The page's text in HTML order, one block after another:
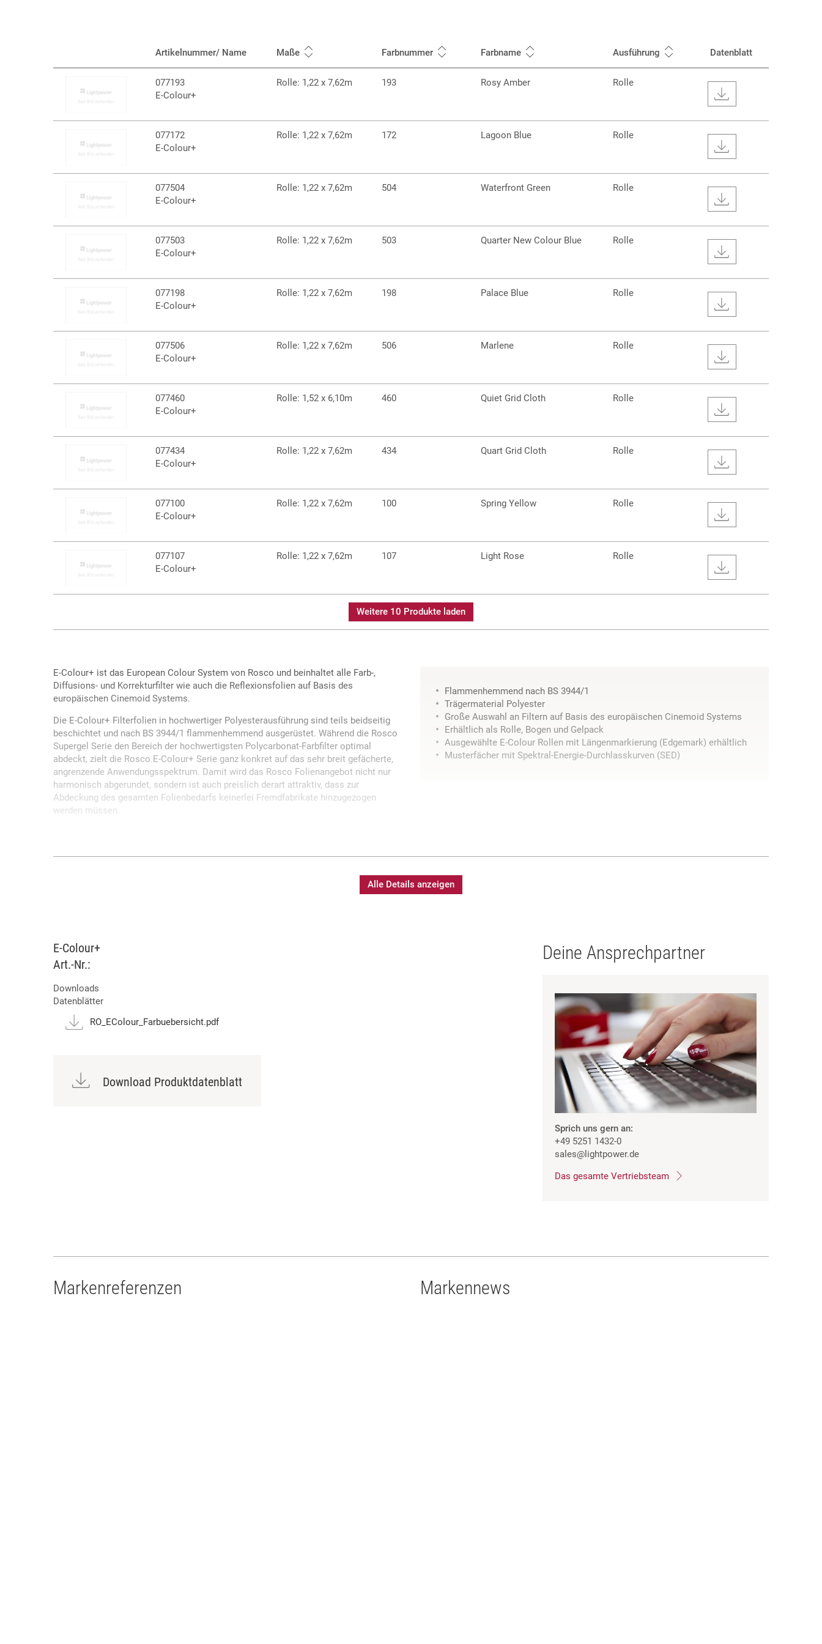
Artikelnummer/ Name Maße Farbnummer Farbname Ausführung Datenblatt
077193
E-Colour+
Rolle: 1,22 x 7,62m 193 Rosy Amber Rolle
077172
E-Colour+
Rolle: 1,22 x 7,62m 172 Lagoon Blue Rolle
077504
E-Colour+
Rolle: 1,22 x 7,62m 504 Waterfront Green Rolle
077503
E-Colour+
Rolle: 1,22 x 7,62m 503 Quarter New Colour Blue Rolle
077198
E-Colour+
Rolle: 1,22 x 7,62m 198 Palace Blue Rolle
077506
E-Colour+
Rolle: 1,22 x 7,62m 506 Marlene Rolle
077460
E-Colour+
Rolle: 1,52 x 6,10m 460 Quiet Grid Cloth Rolle
077434
E-Colour+
Rolle: 1,22 x 7,62m 434 Quart Grid Cloth Rolle
077100
E-Colour+
Rolle: 1,22 x 7,62m 100 Spring Yellow Rolle
077107
E-Colour+
Rolle: 1,22 x 7,62m 107 Light Rose Rolle
Weitere 10 Produkte laden
E-Colour+ ist das European Colour System von Rosco und beinhaltet alle Farb-,
Diffusions- und Korrekturfilter wie auch die Reflexionsfolien auf Basis des
europäischen Cinemoid Systems.
Die E-Colour+ Filterfolien in hochwertiger Polyesterausführung sind teils beidseitig
beschichtet und nach BS 3944/1 flammenhemmend ausgerüstet. Während die Rosco
Supergel Serie den Bereich der hochwertigsten Polycarbonat-Farbfilter optimal
abdeckt, zielt die Rosco E-Colour+ Serie ganz konkret auf das sehr breit gefächerte,
angrenzende Anwendungsspektrum. Damit wird das Rosco Folienangebot nicht nur
harmonisch abgerundet, sondern ist auch preislich derart attraktiv, dass zur
Abdeckung des gesamten Folienbedarfs keinerlei Fremdfabrikate hinzugezogen
werden müssen.
Flammenhemmend nach BS 3944/1
Trägermaterial Polyester
Große Auswahl an Filtern auf Basis des europäischen Cinemoid Systems
Erhältlich als Rolle, Bogen und Gelpack
Ausgewählte E-Colour Rollen mit Längenmarkierung (Edgemark) erhältlich
Musterfächer mit Spektral-Energie-Durchlasskurven (SED)
Alle Details anzeigen
E-Colour+
Art.-Nr.:
Downloads
Datenblätter
RO_EColour_Farbuebersicht.pdf
Download Produktdatenblatt
Deine Ansprechpartner
Sprich uns gern an:
+49 5251 1432-0
sales@lightpower.de
Das gesamte Vertriebsteam
Markenreferenzen Markennews